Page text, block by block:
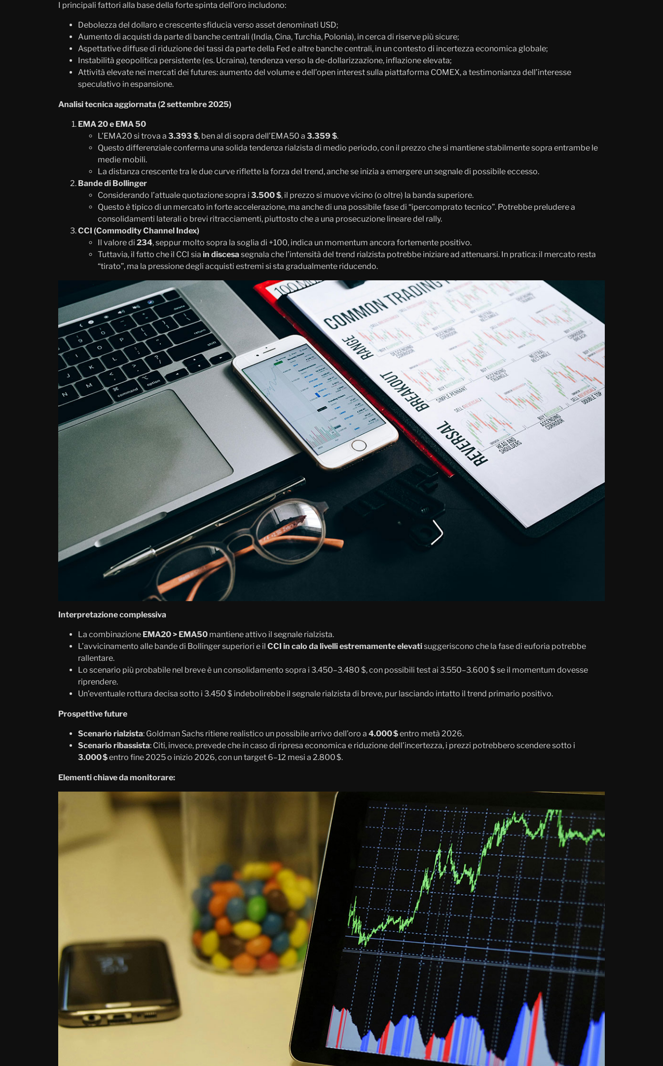
I principali fattori alla base della forte spinta dell’oro includono:
Debolezza del dollaro e crescente sfiducia verso asset denominati USD;
Aumento di acquisti da parte di banche centrali (India, Cina, Turchia, Polonia), in cerca di riserve più sicure;
Aspettative diffuse di riduzione dei tassi da parte della Fed e altre banche centrali, in un contesto di incertezza economica globale;
Instabilità geopolitica persistente (es. Ucraina), tendenza verso la de‑dollarizzazione, inflazione elevata;
Attività elevate nei mercati dei futures: aumento del volume e dell’open interest sulla piattaforma COMEX, a testimonianza dell’interesse
speculativo in espansione.
Analisi tecnica aggiornata (2 settembre 2025)
EMA 20 e EMA 50
L’EMA20 si trova a 3.393 $, ben al di sopra dell’EMA50 a 3.359 $.
Questo differenziale conferma una solida tendenza rialzista di medio periodo, con il prezzo che si mantiene stabilmente sopra entrambe le
medie mobili.
La distanza crescente tra le due curve riflette la forza del trend, anche se inizia a emergere un segnale di possibile eccesso.
Bande di Bollinger
Considerando l’attuale quotazione sopra i 3.500 $, il prezzo si muove vicino (o oltre) la banda superiore.
Questo è tipico di un mercato in forte accelerazione, ma anche di una possibile fase di “ipercomprato tecnico”. Potrebbe preludere a
consolidamenti laterali o brevi ritracciamenti, piuttosto che a una prosecuzione lineare del rally.
CCI (Commodity Channel Index)
Il valore di 234, seppur molto sopra la soglia di +100, indica un momentum ancora fortemente positivo.
Tuttavia, il fatto che il CCI sia in discesasegnala che l’intensità del trend rialzista potrebbe iniziare ad attenuarsi. In pratica: il mercato resta
“tirato”, ma la pressione degli acquisti estremi si sta gradualmente riducendo.
Interpretazione complessiva
La combinazione EMA20 > EMA50 mantiene attivo il segnale rialzista.
L’avvicinamento alle bande di Bollinger superiori e il CCI in calo da livelli estremamente elevatisuggeriscono che la fase di euforia potrebbe
rallentare.
Lo scenario più probabile nel breve è un consolidamento sopra i 3.450–3.480 $, con possibili test ai 3.550–3.600 $ se il momentum dovesse
riprendere.
Un’eventuale rottura decisa sotto i 3.450 $ indebolirebbe il segnale rialzista di breve, pur lasciando intatto il trend primario positivo.
Prospettive future
Scenario rialzista: Goldman Sachs ritiene realistico un possibile arrivo dell’oro a 4.000 $entro metà 2026.
Scenario ribassista: Citi, invece, prevede che in caso di ripresa economica e riduzione dell’incertezza, i prezzi potrebbero scendere sotto i
3.000 $entro fine 2025 o inizio 2026, con un target 6–12 mesi a 2.800 $.
Elementi chiave da monitorare: